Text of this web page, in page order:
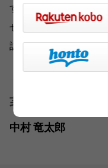
す。情報のとり方、裏
せ、記事を書くときの
誌の現場」です。
著者
中村 竜太郎